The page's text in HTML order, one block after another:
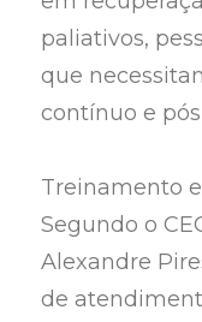
paliativos,
que
contínuo e
Treinamento
Segundo o
Alexandre
de